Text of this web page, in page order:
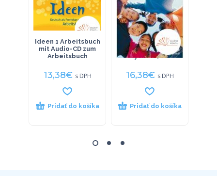
Ideen 1 Arbeitsbuch
mit Audio-CD zum
Arbeitsbuch
13,38€ s DPH
Pridať do košíka
Náměty pro
multikulturní
výchovu, CZ
16,38€ s DPH
Pridať do košíka